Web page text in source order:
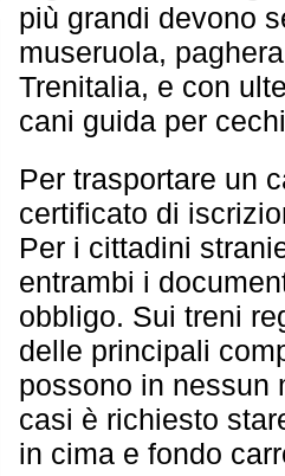
più grandi devono
museruola,
Trenitalia, e con
cani guida per
Per trasportare un
certificato di
Per i cittadini
entrambi i
obbligo. Sui treni
delle principali
possono in nessun
casi è richiesto
in cima e fondo